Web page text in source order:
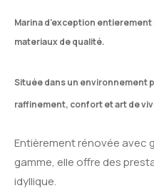
Marina d'exception
materiaux de qualité.
Située dans un environnement
raffinement, confort et art de
Entièrement rénovée avec
gamme, elle offre des
idyllique.